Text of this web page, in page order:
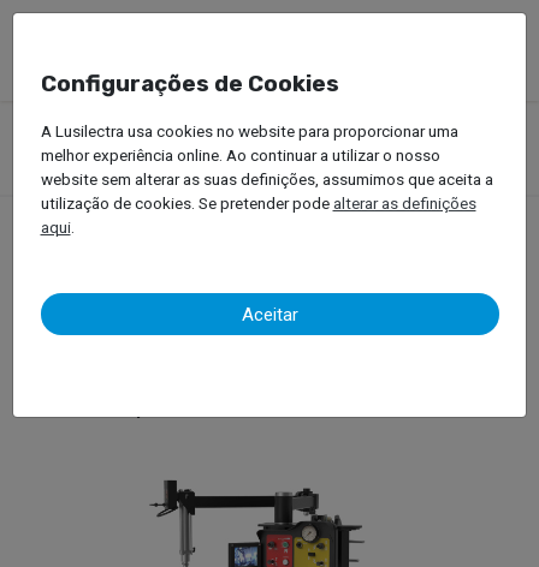
Produtos Equipamentos Oficinais
Serviço de Pneus
Veículos Ligeiros
Máquina de Desmontar Pneus
Hofmann – Monty 8700G SmartSpeed
Hofmann – Monty 8700G
SmartSpeed
Configurações de Cookies
A Lusilectra usa cookies no website para proporcionar uma
melhor experiência online. Ao continuar a utilizar o nosso
website sem alterar as suas definições, assumimos que aceita a
utilização de cookies. Se pretender podealterar as definições
aqui.
Aceitar